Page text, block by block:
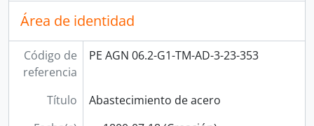
[Unidad documental simple] Entrega de azogue
[Unidad documental simple] Escazes de azogue
[Unidad documental simple] Remisión de azogue
[Unidad documental simple] Apertura de botijas
Área de identidad
Código de
referencia
PE AGN 06.2-G1-TM-AD-3-23-353
Título
Abastecimiento de acero